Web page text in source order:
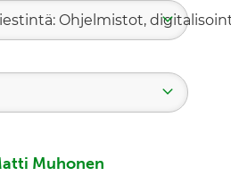
Ohjelmistot,
Muhonen